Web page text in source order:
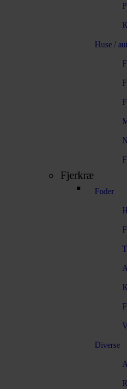
Huse /
Fjerkræ
Foder
Diverse